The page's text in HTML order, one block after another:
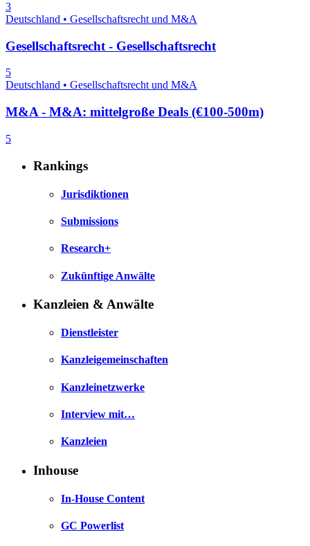
3
Deutschland • Gesellschaftsrecht und M&A
Gesellschaftsrecht - Gesellschaftsrecht
5
Deutschland • Gesellschaftsrecht und M&A
M&A - M&A: mittelgroße Deals (€100-500m)
5
Rankings
Jurisdiktionen
Submissions
Research+
Zukünftige Anwälte
Kanzleien & Anwälte
Dienstleister
Kanzleigemeinschaften
Kanzleinetzwerke
Interview mit…
Kanzleien
Inhouse
In-House Content
GC Powerlist